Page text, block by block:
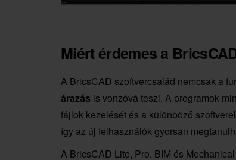
Miért érdemes a
A BricsCAD szoftvercsalád nemcsak a
árazás is vonzóvá teszi. A programok
fájlok kezelését és a különböző
így az új felhasználók gyorsan
A BricsCAD Lite, Pro, BIM és